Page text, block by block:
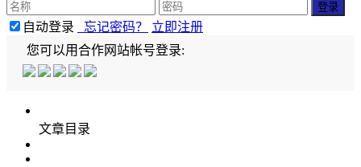
自动登录 忘记密码？
立即注册
您可以用合作网站帐号登录:
文章目录